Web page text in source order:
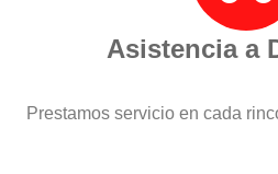
Asistencia a
Prestamos servicio en cada